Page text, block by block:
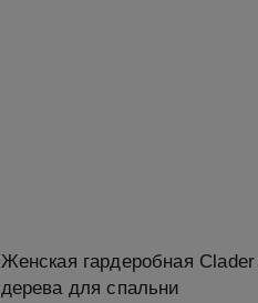
Женская гардеробная
дерева для спальни